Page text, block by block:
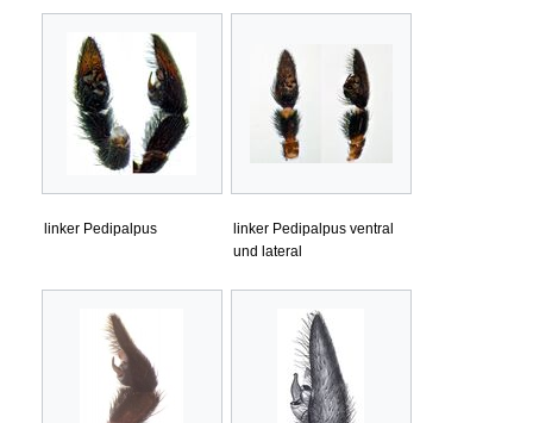
linker Pedipalpus
linker Pedipalpus ventral
und lateral